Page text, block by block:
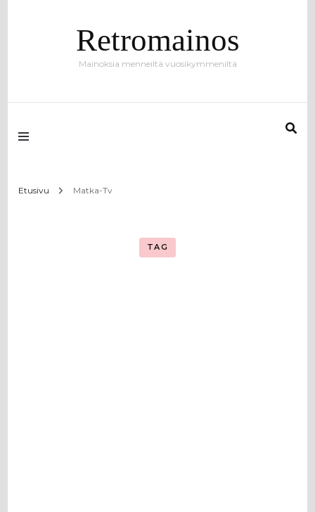
Retromainos
Mainoksia menneiltä vuosikymmeniltä
Etusivu Matka-Tv
TAG